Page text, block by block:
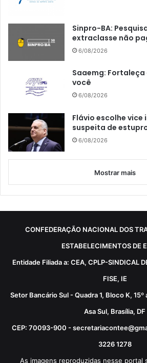
Sinpro-BA:
extraclasse não
6/08/2026
Saaemg:
você
6/08/2026
Flávio escolhe
suspeita de
6/08/2026
Mostrar mais
CONFEDERAÇÃO NACIONAL DOS
ESTABELECIMENTOS DE
Entidade Filiada a: CEA, CPLP-SINDICAL
FISE, IE
Setor Bancário Sul - Quadra 1, Bloco K,
Asa Sul, Brasília, DF
CEP: 70093-900 -
3226 1278
As imagens reproduzidas nesse portal